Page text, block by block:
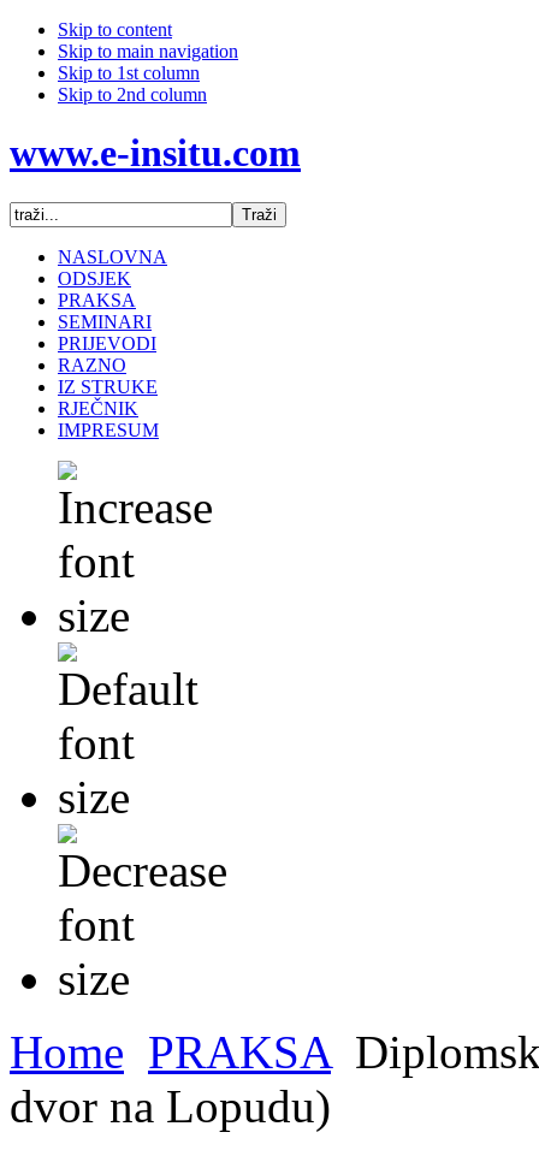
Skip to content
Skip to main navigation
Skip to 1st column
Skip to 2nd column
www.e-insitu.com
NASLOVNA
ODSJEK
PRAKSA
SEMINARI
PRIJEVODI
RAZNO
IZ STRUKE
RJEČNIK
IMPRESUM
Home PRAKSA
dvor na Lopudu)